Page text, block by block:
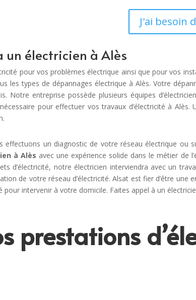
J'ai besoin
un électricien à Alès
pour vos problèmes électrique ainsi que pour vos
les types de dépannages électrique à Alès. Votre
Notre entreprise possède plusieurs équipes
pour effectuer vos travaux d’électricité à
effectuons un diagnostic de votre réseau électrique
à Alès avec une expérience solide dans le métier de
d’électricité, notre électricien interviendra avec un
de votre réseau d’électricité. Alsat est fier d’être une
intervenir à votre domicile. Faites appel à un
prestations